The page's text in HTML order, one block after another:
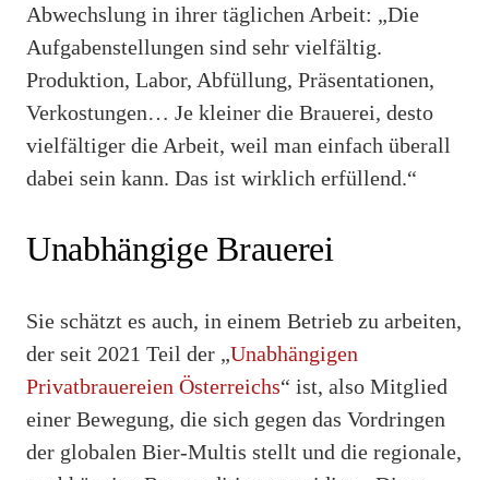
Abwechslung in ihrer täglichen Arbeit: „Die
Aufgabenstellungen sind sehr vielfältig.
Produktion, Labor, Abfüllung, Präsentationen,
Verkostungen… Je kleiner die Brauerei, desto
vielfältiger die Arbeit, weil man einfach überall
dabei sein kann. Das ist wirklich erfüllend.“
Unabhängige Brauerei
Sie schätzt es auch, in einem Betrieb zu arbeiten,
der seit 2021 Teil der „Unabhängigen
Privatbrauereien Österreichs“ ist, also Mitglied
einer Bewegung, die sich gegen das Vordringen
der globalen Bier-Multis stellt und die regionale,